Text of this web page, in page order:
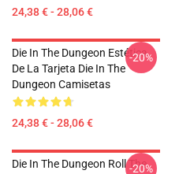
24,38 € - 28,06 €
Die In The Dungeon Estética
De La Tarjeta Die In The
Dungeon Camisetas
24,38 € - 28,06 €
-20%
Die In The Dungeon Roll The
-20%